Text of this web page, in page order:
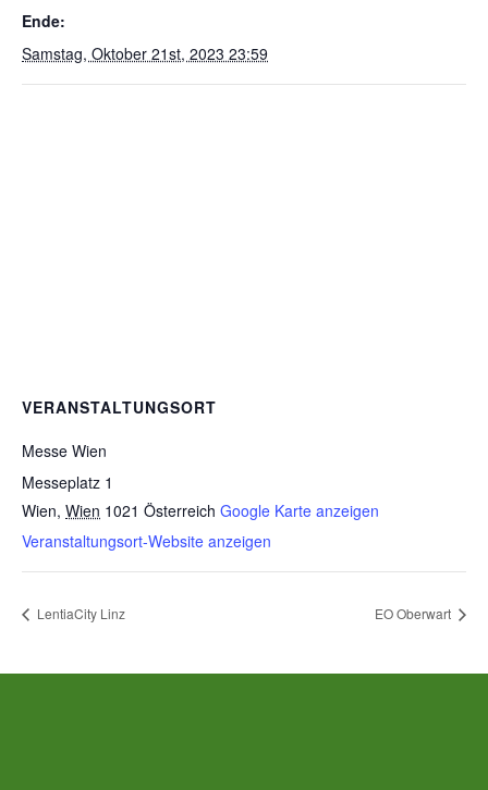
Ende:
Samstag, Oktober 21st, 2023 23:59
VERANSTALTUNGSORT
Messe Wien
Messeplatz 1
Wien, Wien 1021 Österreich Google Karte anzeigen
Veranstaltungsort-Website anzeigen
LentiaCity Linz EO Oberwart